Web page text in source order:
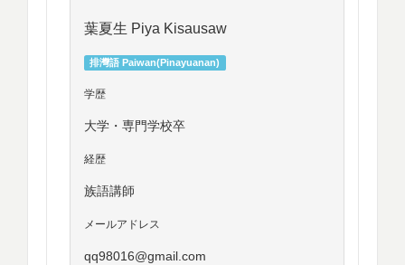
葉夏生 Piya Kisausaw
排灣語 Paiwan(Pinayuanan)
学歴
大学・専門学校卒
経歴
族語講師
メールアドレス
qq98016@gmail.com